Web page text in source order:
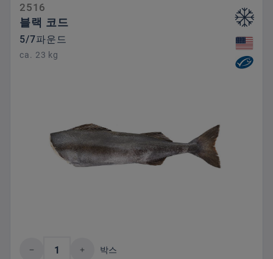
2516
블랙 코드
5/7파운드
ca. 23 kg
제품 수량: 원하는 값을 입력하거나 버튼
박스